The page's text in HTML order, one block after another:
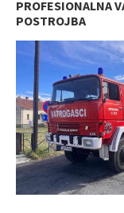
PROFESIONALNA
POSTROJBA